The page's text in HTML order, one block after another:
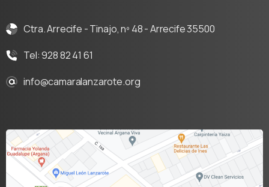
Ctra. Arrecife - Tinajo, nº 48 - Arrecife 35500
Tel: 928 82 41 61
info@camaralanzarote.org